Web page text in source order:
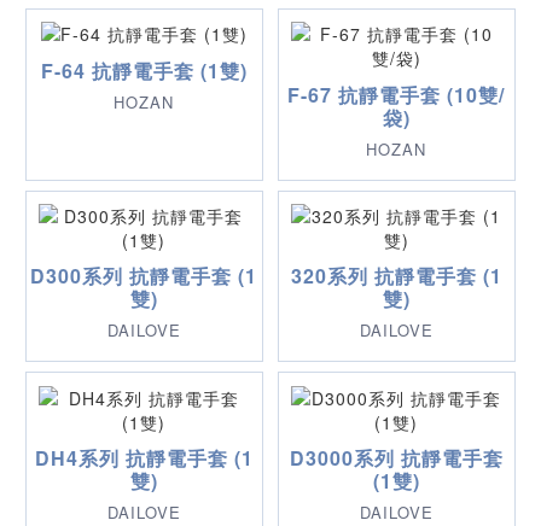
F-64 抗靜電手套 (1雙)
HOZAN
F-67 抗靜電手套 (10雙/
袋)
HOZAN
D300系列 抗靜電手套 (1
雙)
DAILOVE
320系列 抗靜電手套 (1
雙)
DAILOVE
DH4系列 抗靜電手套 (1
雙)
DAILOVE
D3000系列 抗靜電手套
(1雙)
DAILOVE